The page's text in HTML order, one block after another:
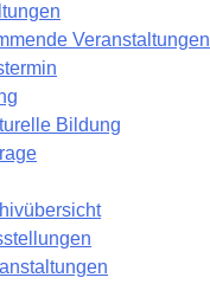
Veranstaltungen
Bildung